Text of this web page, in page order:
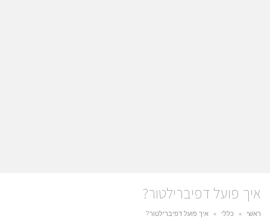
איך פועל דפיברילטור?
ראשי » כללי » איך פועל דפיברילטור?